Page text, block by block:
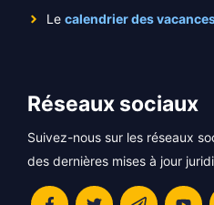
Le calendrier des
Réseaux sociaux
Suivez-nous sur les réseaux
des dernières mises à jour